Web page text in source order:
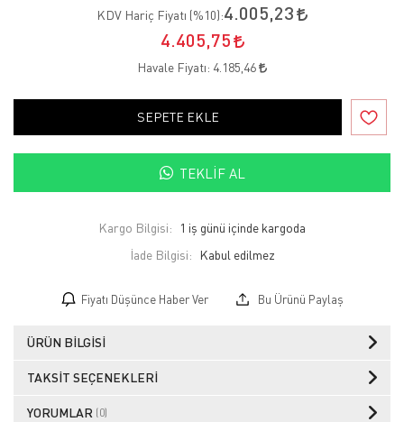
KDV Hariç Fiyatı (%10):4.005,23
4.405,75
Havale Fiyatı: 4.185,46
SEPETE EKLE
TEKLIF AL
Kargo Bilgisi:
1 iş günü içinde kargoda
İade Bilgisi:
Fiyatı Düşünce Haber Ver Bu Ürünü Paylaş
ÜRÜN BILGISI
TAKSIT SEÇENEKLERI
YORUMLAR (0)